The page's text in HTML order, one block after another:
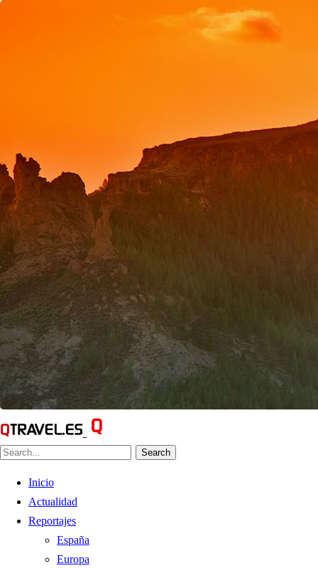
Search
Inicio
Actualidad
Reportajes
España
Europa